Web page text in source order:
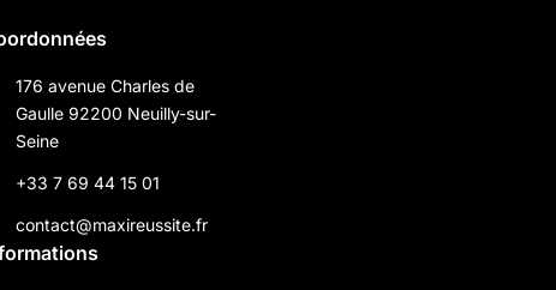
176 avenue Charles de
Gaulle 92200 Neuilly-sur-
Seine
+33 7 69 44 15 01
contact@maxireussite.fr